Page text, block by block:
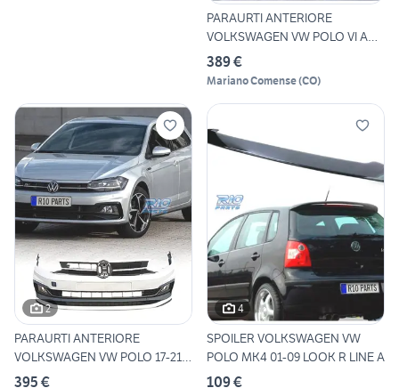
PARAURTI ANTERIORE
VOLKSWAGEN VW POLO VI AW
17-20
389 €
Mariano Comense(CO)
2
PARAURTI ANTERIORE
VOLKSWAGEN VW POLO 17-21
LOOK R
395 €
4
SPOILER VOLKSWAGEN VW
POLO MK4 01-09 LOOK R LINE A
109 €